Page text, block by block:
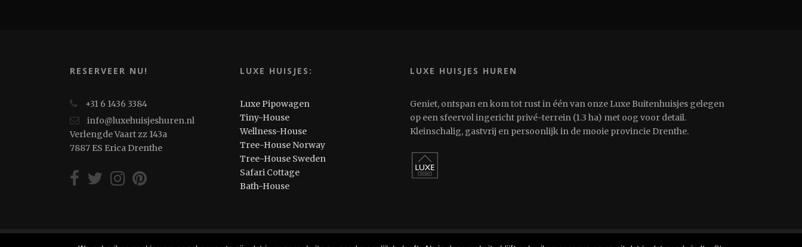
RESERVEER NU!
+31 6 1436 3384
info@luxehuisjeshuren.nl
Verlengde Vaart zz 143a
7887 ES Erica Drenthe
LUXE HUISJES:
Luxe Pipowagen
Tiny-House
Wellness-House
Tree-House Norway
Tree-House Sweden
Safari Cottage
Bath-House
LUXE HUISJES HUREN
Geniet, ontspan en kom tot rust in één van onze Luxe Buitenhuisjes gelegen
op een sfeervol ingericht privé-terrein (1.3 ha) met oog voor detail.
Kleinschalig, gastvrij en persoonlijk in de mooie provincie Drenthe.